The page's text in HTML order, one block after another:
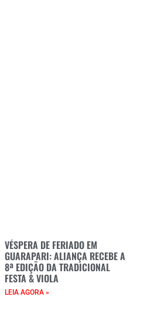
VÉSPERA DE FERIADO EM
GUARAPARI: ALIANÇA RECEBE A
8ª EDIÇÃO DA TRADICIONAL
FESTA & VIOLA
LEIA AGORA »